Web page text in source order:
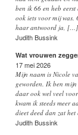
ben ik 66 en heb
ook iets voor mij was.
haar antwoord ja, […]
Judith Bussink
Wat vrouwen
17 mei 2026
Mijn naam is Nicole
geworden. Ik ben mijn
daar ook wel veel
kwam ik steeds meer
dieet deed dan zat
Judith Bussink